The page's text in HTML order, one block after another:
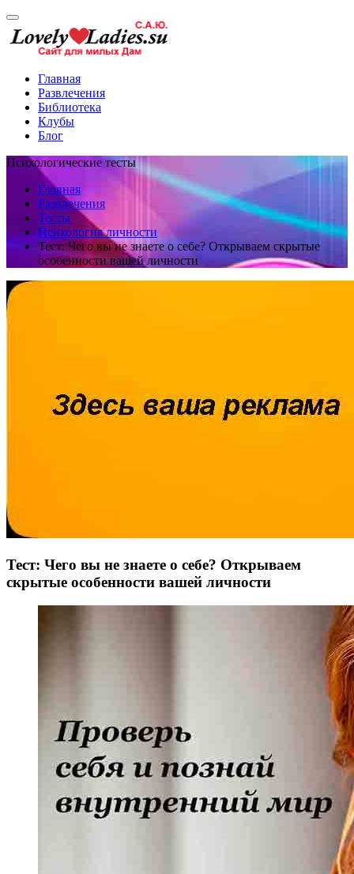
Главная
Развлечения
Библиотека
Клубы
Блог
Психологические тесты
Главная
Развлечения
Тесты
Психология личности
Тест: Чего вы не знаете о себе? Открываем скрытые
особенности вашей личности
Тест: Чего вы не знаете о себе? Открываем
скрытые особенности вашей личности